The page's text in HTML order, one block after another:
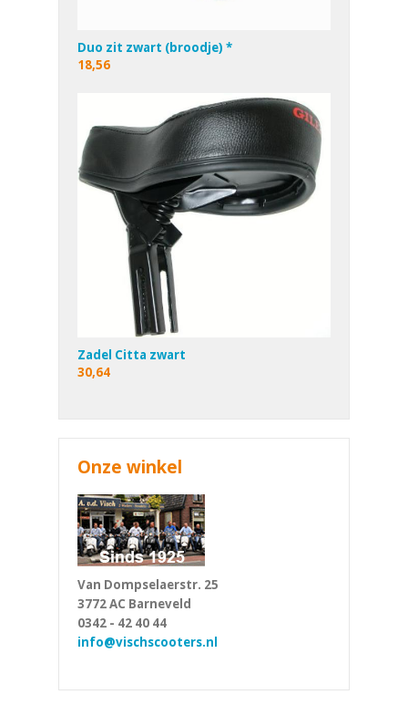
Duo zit zwart (broodje) *
18,56
Zadel Citta zwart
30,64
Onze winkel
Van Dompselaerstr. 25
3772 AC Barneveld
0342 - 42 40 44
info@vischscooters.nl